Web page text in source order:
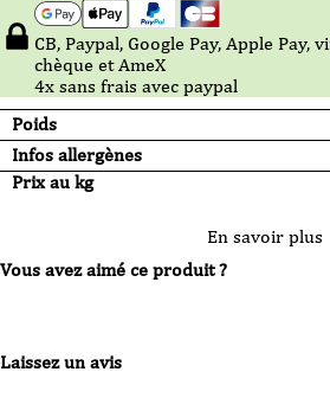
Poids
Infos allergènes
Prix au kg
CB, Paypal, Google Pay, Apple Pay,
chèque et AmeX
4x sans frais avec paypal
En savoir plus
Vous avez aimé ce produit ?
Laissez un avis